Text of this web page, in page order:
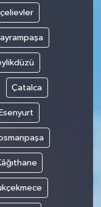
Çatalca